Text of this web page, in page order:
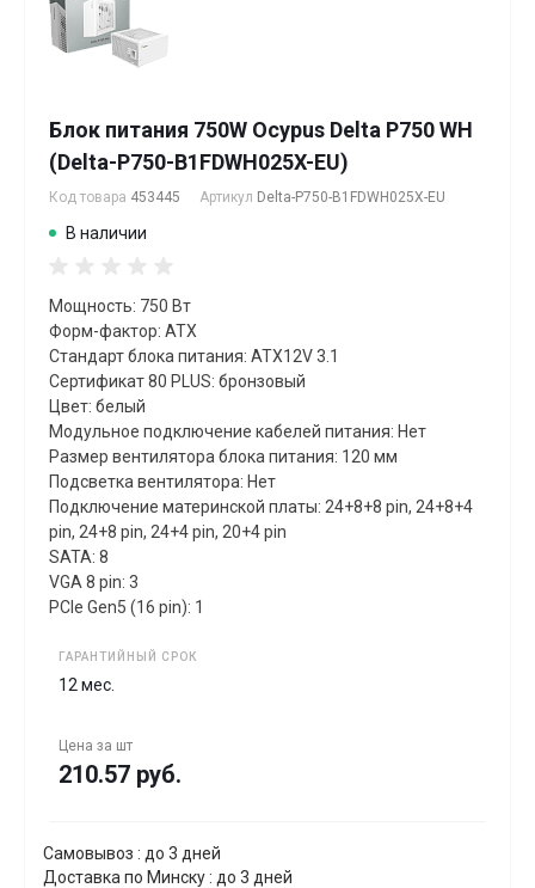
Блок питания 750W Ocypus Delta P750 WH
(Delta-P750-B1FDWH025X-EU)
Код товара 453445 Артикул Delta-P750-B1FDWH025X-EU
В наличии
Мощность: 750 Вт
Форм-фактор: ATX
Стандарт блока питания: ATX12V 3.1
Сертификат 80 PLUS: бронзовый
Цвет: белый
Модульное подключение кабелей питания: Нет
Размер вентилятора блока питания: 120 мм
Подсветка вентилятора: Нет
Подключение материнской платы: 24+8+8 pin, 24+8+4
pin, 24+8 pin, 24+4 pin, 20+4 pin
SATA: 8
VGA 8 pin: 3
PCIe Gen5 (16 pin): 1
ГАРАНТИЙНЫЙ СРОК
12 мес.
Цена за шт
210.57 руб.
Самовывоз : до 3 дней
Доставка по Минску : до 3 дней